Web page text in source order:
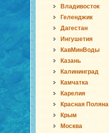
Владивосток
Геленджик
Дагестан
Ингушетия
КавМинВоды
Казань
Калининград
Камчатка
Карелия
Красная Поляна
Крым
Москва